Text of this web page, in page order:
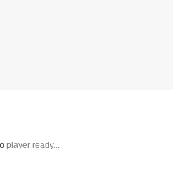
player ready...